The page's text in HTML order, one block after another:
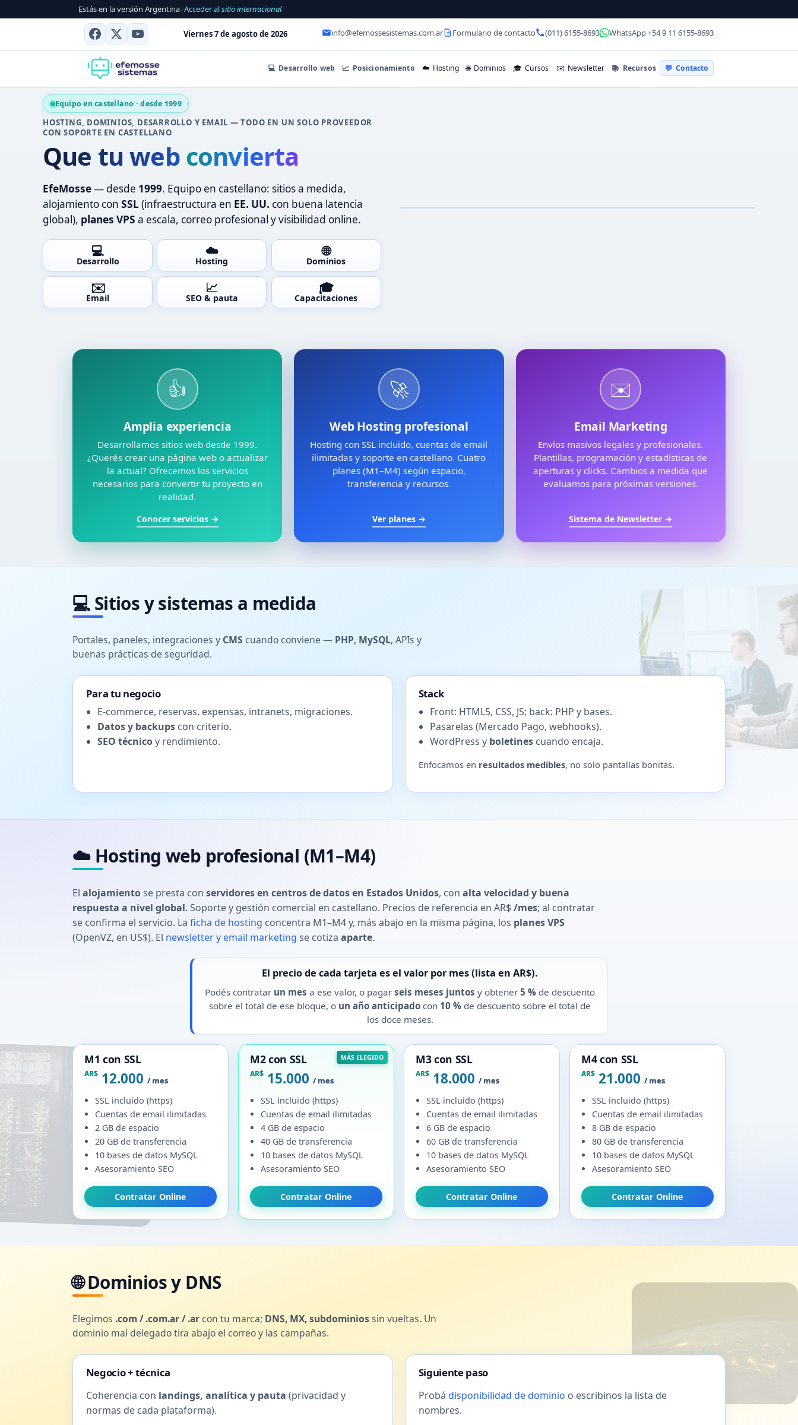
Estás en la versión Argentina|Acceder alsitio internacional
Viernes 7 de agosto de 2026 info@efemossesistemas.com.ar Formulario de contacto (011) 6155-8693 WhatsApp +54 9 11 6155-8693
💻 Desarrollo web 📈 Posicionamiento ☁️ Hosting 🌐 Dominios 🎓 Cursos ✉️ Newsletter 📚 Recursos 💬 Contacto
Equipo en castellano · desde 1999
HOSTING, DOMINIOS, DESARROLLO Y EMAIL — TODO EN UN SOLO PROVEEDOR
CON SOPORTE EN CASTELLANO
Que tu webposicione
EfeMosse— desde 1999. Equipo en castellano: sitios a medida,
alojamiento con SSL(infraestructura en EE. UU. con buena latencia
global), planes VPS a escala, correo profesional y visibilidad online.
💻
Desarrollo
☁️
Hosting
🌐
Dominios
✉️
Email
📈
SEO & pauta
🎓
Capacitaciones
👍
Amplia experiencia
Desarrollamos sitios web desde 1999.
¿Querés crear una página web o actualizar
la actual? Ofrecemos los servicios
necesarios para convertir tu proyecto en
realidad.
Conocer servicios →
🚀
Web Hosting profesional
Hosting con SSL incluido, cuentas de email
ilimitadas y soporte en castellano. Cuatro
planes (M1–M4) según espacio,
transferencia y recursos.
Ver planes →
✉️
Email Marketing
Envíos masivos legales y profesionales.
Plantillas, programación y estadísticas de
aperturas y clicks. Cambios a medida que
evaluamos para próximas versiones.
Sistema de Newsletter →
💻 Sitios y sistemas a medida
Portales, paneles, integraciones y CMS cuando conviene — PHP, MySQL, APIs y
buenas prácticas de seguridad.
Para tu negocio
E-commerce, reservas, expensas, intranets, migraciones.
Datos y backupscon criterio.
SEO técnicoy rendimiento.
Stack
Front: HTML5, CSS, JS; back: PHP y bases.
Pasarelas (Mercado Pago, webhooks).
WordPress y boletinescuando encaja.
Enfocamos en resultados medibles, no solo pantallas bonitas.
☁️ Hosting web profesional (M1–M4)
El alojamientose presta con servidores en centros de datos en Estados Unidos, con alta velocidad y buena
respuesta a nivel global. Soporte y gestión comercial en castellano. Precios de referencia en AR$/mes; al contratar
se confirma el servicio. La ficha de hosting concentra M1–M4 y, más abajo en la misma página, los planes VPS
(OpenVZ, en US$). El newsletter y email marketing se cotiza aparte.
El precio de cada tarjeta es el valor por mes (lista en AR$).
Podés contratar un mes a ese valor, o pagar seis meses juntos y obtener 5 % de descuento
sobre el total de ese bloque, o un año anticipado con 10 % de descuento sobre el total de
los doce meses.
M1 con SSL
AR$ 12.000/ mes
SSL incluido (https)
Cuentas de email ilimitadas
2 GB de espacio
20 GB de transferencia
10 bases de datos MySQL
Asesoramiento SEO
Contratar Online
MÁS ELEGIDO
M2 con SSL
AR$ 15.000/ mes
SSL incluido (https)
Cuentas de email ilimitadas
4 GB de espacio
40 GB de transferencia
10 bases de datos MySQL
Asesoramiento SEO
Contratar Online
M3 con SSL
AR$ 18.000/ mes
SSL incluido (https)
Cuentas de email ilimitadas
6 GB de espacio
60 GB de transferencia
10 bases de datos MySQL
Asesoramiento SEO
Contratar Online
M4 con SSL
AR$ 21.000/ mes
SSL incluido (https)
Cuentas de email ilimitadas
8 GB de espacio
80 GB de transferencia
10 bases de datos MySQL
Asesoramiento SEO
Contratar Online
🌐 Dominios y DNS
Elegimos .com / .com.ar / .ar con tu marca; DNS, MX, subdominiossin vueltas. Un
dominio mal delegado tira abajo el correo y las campañas.
Negocio + técnica
Coherencia con landings, analítica y pauta (privacidad y
normas de cada plataforma).
Siguiente paso
Probá disponibilidad de dominio o escribinos la lista de
nombres.